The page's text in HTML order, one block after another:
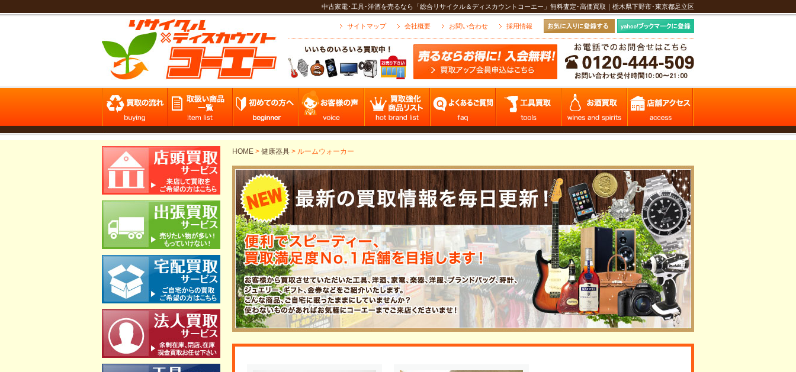
中古家電･工具･洋酒を売るなら「総合リサイクル＆ディスカウントコーエー」無料査定･高価買取｜栃木県下野市･東京都足立区
サイトマップ 会社概要 お問い合わせ 採用情報
HOME > 健康器具 > ルームウォーカー